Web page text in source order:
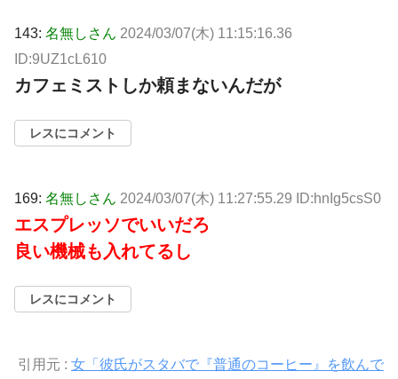
143: 名無しさん 2024/03/07(木) 11:15:16.36
ID:9UZ1cL610
カフェミストしか頼まないんだが
レスにコメント
169: 名無しさん 2024/03/07(木) 11:27:55.29 ID:hnIg5csS0
エスプレッソでいいだろ
良い機械も入れてるし
レスにコメント
引用元 : 女「彼氏がスタバで『普通のコーヒー』を飲んで